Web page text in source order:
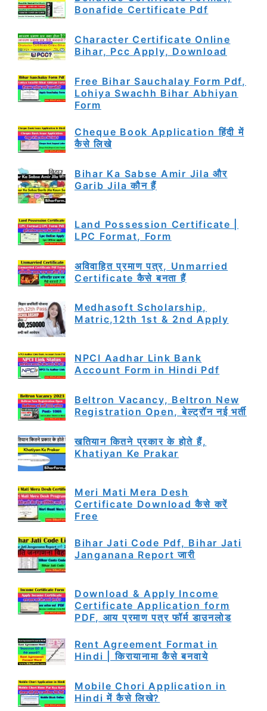
Bonafide Certificate Pdf
Character Certificate Online
Bihar, Pcc Apply, Download
Free Bihar Sauchalay Form Pdf,
Lohiya Swachh Bihar Abhiyan
Form
Cheque Book Application हिंदी में
कैसे लिखे
Bihar Ka Sabse Amir Jila और
Garib Jila कौन हैं
Land Possession Certificate |
LPC Format, Form
अविवाहित प्रमाण पत्र, Unmarried
Certificate कैसे बनता हैं
Medhasoft Scholarship,
Matric,12th 1st & 2nd Apply
NPCI Aadhar Link Bank
Account Form in Hindi Pdf
Beltron Vacancy, Beltron New
Registration Open, बेल्ट्रॉन नई भर्ती
खतियान कितने प्रकार के होते हैं,
Khatiyan Ke Prakar
Meri Mati Mera Desh
Certificate Download कैसे करें
Free
Bihar Jati Code Pdf, Bihar Jati
Janganana Report जारी
Download & Apply Income
Certificate Application form
PDF, आय प्रमाण पत्र फॉर्म डाउनलोड
Rent Agreement Format in
Hindi | किरायानामा कैसे बनवाये
Mobile Chori Application in
Hindi में कैसे लिखे?